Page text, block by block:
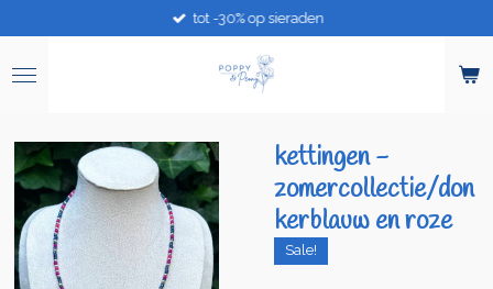
direct
de
tot -30% op sieraden
kettingen -
zomercollectie/don
kerblauw en roze
Sale!